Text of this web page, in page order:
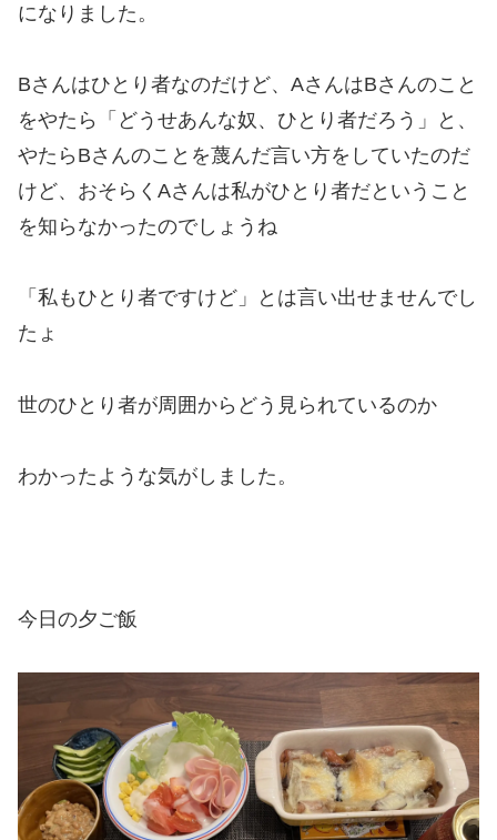
になりました。
Bさんはひとり者なのだけど、AさんはBさんのこと
をやたら「どうせあんな奴、ひとり者だろう」と、
やたらBさんのことを蔑んだ言い方をしていたのだ
けど、おそらくAさんは私がひとり者だということ
を知らなかったのでしょうね
「私もひとり者ですけど」とは言い出せませんでし
たょ
世のひとり者が周囲からどう見られているのか
わかったような気がしました。
今日の夕ご飯